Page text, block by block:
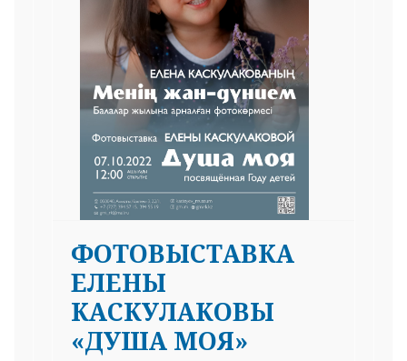
ФОТОВЫСТАВКА
ЕЛЕНЫ
КАСКУЛАКОВЫ
«ДУША МОЯ»